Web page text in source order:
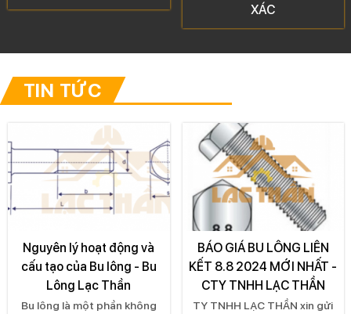
TIN TỨC
lý hoạt động và
của Bu lông - Bu
Lạc Thần
là một phần không
BÁO GIÁ BU LÔNG LIÊN
KẾT 8.8 2024 MỚI NHẤT -
CTY TNHH LẠC THẦN
TY TNHH LẠC THẦN xin gửi
Đoạn